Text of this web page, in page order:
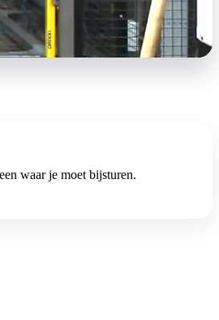
waar je moet bijsturen.